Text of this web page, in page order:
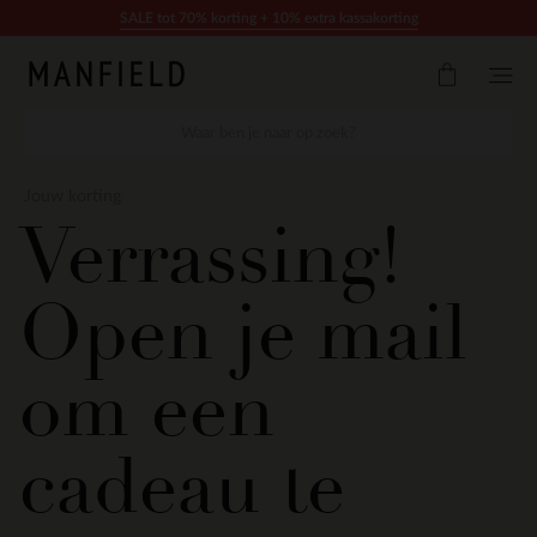
Verrassing!
Open je mail
om een
cadeau te